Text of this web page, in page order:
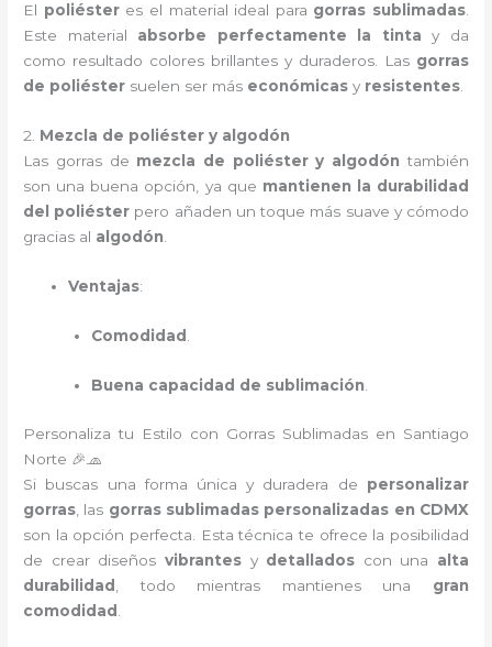
El poliésteres el material ideal para gorras sublimadas.
Este material absorbe perfectamente la tinta y da
como resultado colores brillantes y duraderos. Las gorras
de poliéster suelen ser más económicas y resistentes
2. Mezcla de poliéster y algodón
Las gorras de mezcla de poliéster y algodón también
son una buena opción, ya que mantienen la durabilidad
del poliéster pero añaden un toque más suave y cómodo
gracias al algodón
Ventajas:
Comodidad
Buena capacidad de sublimación
Personaliza tu Estilo con Gorras Sublimadas en Santiago
Norte 🎉🧢
Si buscas una forma única y duradera de personalizar
gorras, las gorras sublimadas personalizadas en CDMX
son la opción perfecta. Esta técnica te ofrece la posibilidad
de crear diseños vibrantesy detallados con una alta
durabilidad , todo mientras mantienes una gran
comodidad .